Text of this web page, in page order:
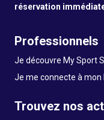
réservation
Professionnels
Je découvre My Sport
Je me connecte à mon
Trouvez nos